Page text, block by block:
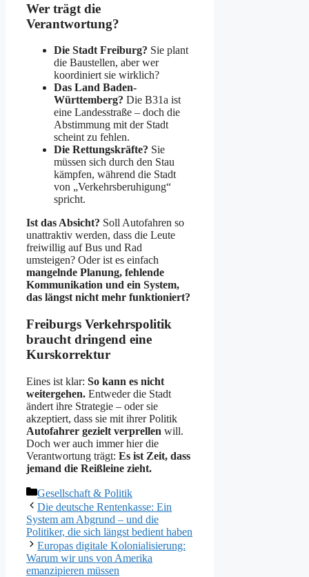
Wer trägt die
Verantwortung?
Die Stadt Freiburg? Sie plant
die Baustellen, aber wer
koordiniert sie wirklich?
Das Land Baden-
Württemberg? Die B31a ist
eine Landesstraße – doch die
Abstimmung mit der Stadt
scheint zu fehlen.
Die Rettungskräfte? Sie
müssen sich durch den Stau
kämpfen, während die Stadt
von „Verkehrsberuhigung“
spricht.
Ist das Absicht? Soll Autofahren so
unattraktiv werden, dass die Leute
freiwillig auf Bus und Rad
umsteigen? Oder ist es einfach
mangelnde Planung, fehlende
Kommunikation und ein System,
das längst nicht mehr funktioniert?
Freiburgs Verkehrspolitik
braucht dringend eine
Kurskorrektur
Eines ist klar: So kann es nicht
weitergehen. Entweder die Stadt
ändert ihre Strategie – oder sie
akzeptiert, dass sie mit ihrer Politik
Autofahrer gezielt verprellen will.
Doch wer auch immer hier die
Verantwortung trägt: Es ist Zeit, dass
jemand die Reißleine zieht.
Kategorien
Gesellschaft & Politik
Die deutsche Rentenkasse: Ein
System am Abgrund – und die
Politiker, die sich längst bedient haben
Europas digitale Kolonialisierung:
Warum wir uns von Amerika
emanzipieren müssen